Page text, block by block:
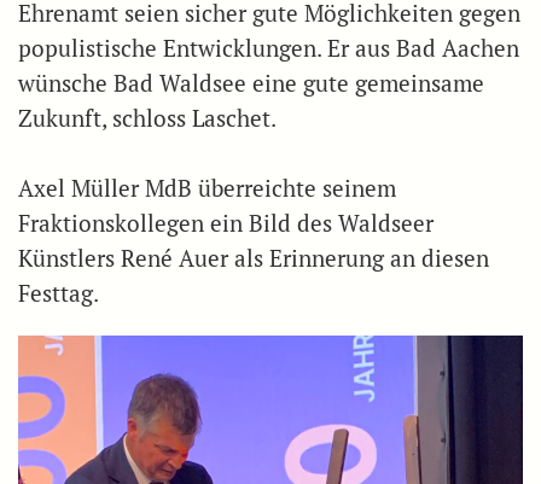
Ehrenamt seien sicher gute Möglichkeiten gegen
populistische Entwicklungen. Er aus Bad Aachen
wünsche Bad Waldsee eine gute gemeinsame
Zukunft, schloss Laschet.
Axel Müller MdB überreichte seinem
Fraktionskollegen ein Bild des Waldseer
Künstlers René Auer als Erinnerung an diesen
Festtag.